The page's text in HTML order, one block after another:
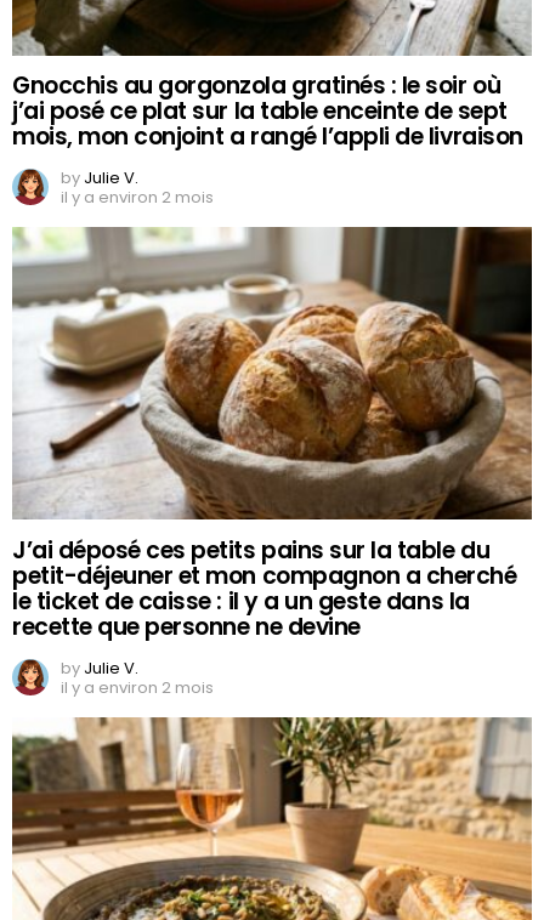
Gnocchis au gorgonzola gratinés : le soir où
j’ai posé ce plat sur la table enceinte de sept
mois, mon conjoint a rangé l’appli de livraison
by Julie V.
il y a environ 2 mois
J’ai déposé ces petits pains sur la table du
petit-déjeuner et mon compagnon a cherché
le ticket de caisse : il y a un geste dans la
recette que personne ne devine
by Julie V.
il y a environ 2 mois